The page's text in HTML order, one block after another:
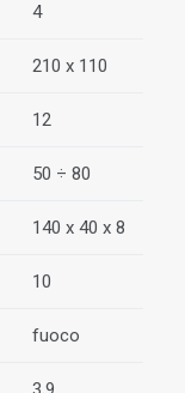
4
210 x 110
12
50 ÷ 80
140 x 40 x 8
10
fuoco